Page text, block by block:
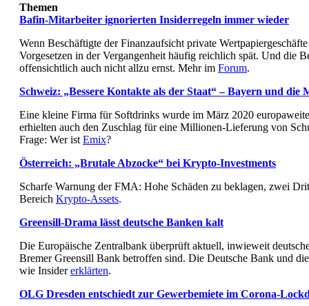
Themen
Bafin-Mitarbeiter ignorierten Insiderregeln immer wieder
Wenn Beschäftigte der Finanzaufsicht private
Vorgesetzen in der Vergangenheit häufig reichlich spät. Und die
offensichtlich auch nicht allzu ernst. Mehr im Forum.
Schweiz: „Bessere Kontakte als der Staat“ – Bayern und die
Eine kleine Firma für Softdrinks wurde im März 2020
erhielten auch den Zuschlag für eine Millionen-Lieferung von
Frage: Wer ist Emix?
Österreich: „Brutale Abzocke“ bei Krypto-Investments
Scharfe Warnung der FMA: Hohe Schäden zu beklagen, zwei
Bereich Krypto-Assets.
Greensill-Drama lässt deutsche Banken kalt
Die Europäische Zentralbank überprüft aktuell, inwieweit
Bremer Greensill Bank betroffen sind. Die Deutsche Bank und
wie Insidererklärten.
OLG Dresden entschiedt zur Gewerbemiete im Corona-